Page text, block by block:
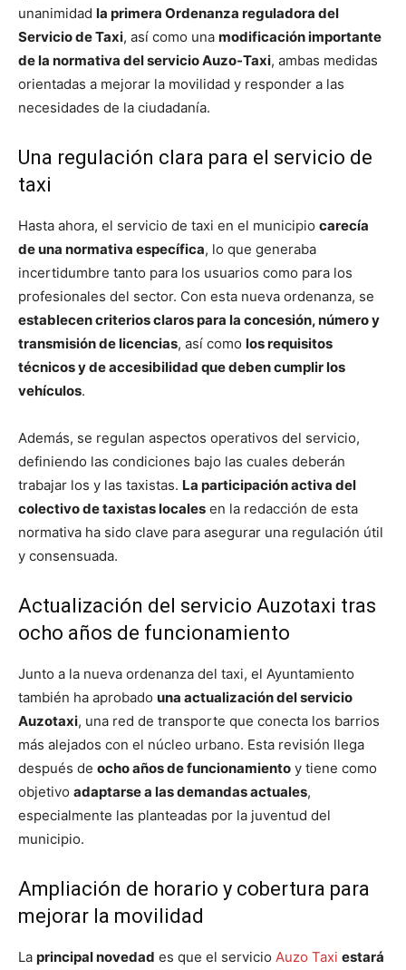
unanimidad la primera Ordenanza reguladora del
Servicio de Taxi, así como una modificación importante
de la normativa del servicio Auzo-Taxi, ambas medidas
orientadas a mejorar la movilidad y responder a las
necesidades de la ciudadanía.
Una regulación clara para el servicio de
taxi
Hasta ahora, el servicio de taxi en el municipio carecía
de una normativa específica, lo que generaba
incertidumbre tanto para los usuarios como para los
profesionales del sector. Con esta nueva ordenanza, se
establecen criterios claros para la concesión, número y
transmisión de licencias, así como los requisitos
técnicos y de accesibilidad que deben cumplir los
vehículos.
Además, se regulan aspectos operativos del servicio,
definiendo las condiciones bajo las cuales deberán
trabajar los y las taxistas. La participación activa del
colectivo de taxistas locales en la redacción de esta
normativa ha sido clave para asegurar una regulación útil
y consensuada.
Actualización del servicio Auzotaxi tras
ocho años de funcionamiento
Junto a la nueva ordenanza del taxi, el Ayuntamiento
también ha aprobado una actualización del servicio
Auzotaxi, una red de transporte que conecta los barrios
más alejados con el núcleo urbano. Esta revisión llega
después de ocho años de funcionamiento y tiene como
objetivo adaptarse a las demandas actuales,
especialmente las planteadas por la juventud del
municipio.
Ampliación de horario y cobertura para
mejorar la movilidad
La principal novedad es que el servicio Auzo Taxi estará